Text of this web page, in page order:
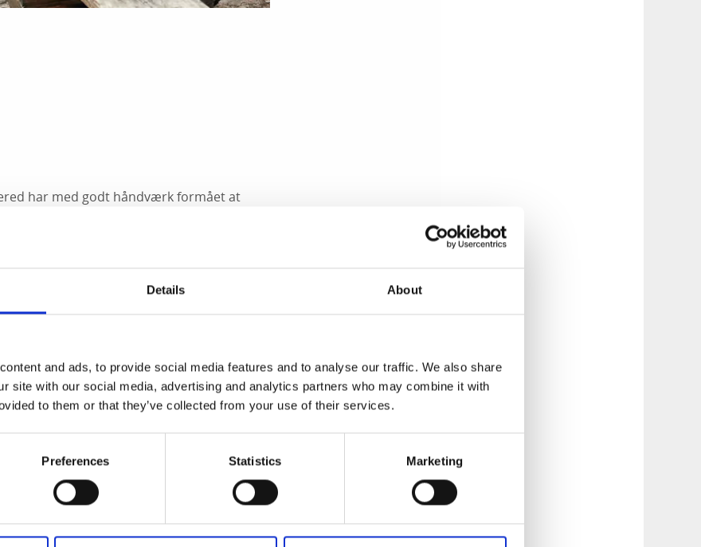
Details About
and ads, to provide social media features and to analyse our traffic. We also share
site with our social media, advertising and analytics partners who may combine it with
to them or that they’ve collected from your use of their services.
Preferences Statistics Marketing
har med godt håndværk formået at
Her kan du få en guidet tur gennem
bare nyde fantastiske
det historiske værksmiljø
der er en fri fortolkning af haven
med et besøg i den charmerende
farverige salater og enkle frokostretter.